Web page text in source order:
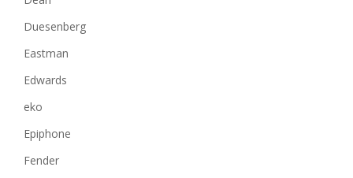
Duesenberg
Eastman
Edwards
eko
Epiphone
Fender